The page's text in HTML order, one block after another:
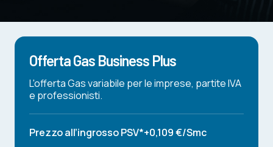
Offerta Gas Business Plus
L'offerta Gas variabile per le imprese, partite IVA
e professionisti.
Prezzo all’ingrosso PSV*+0,109 €/Smc